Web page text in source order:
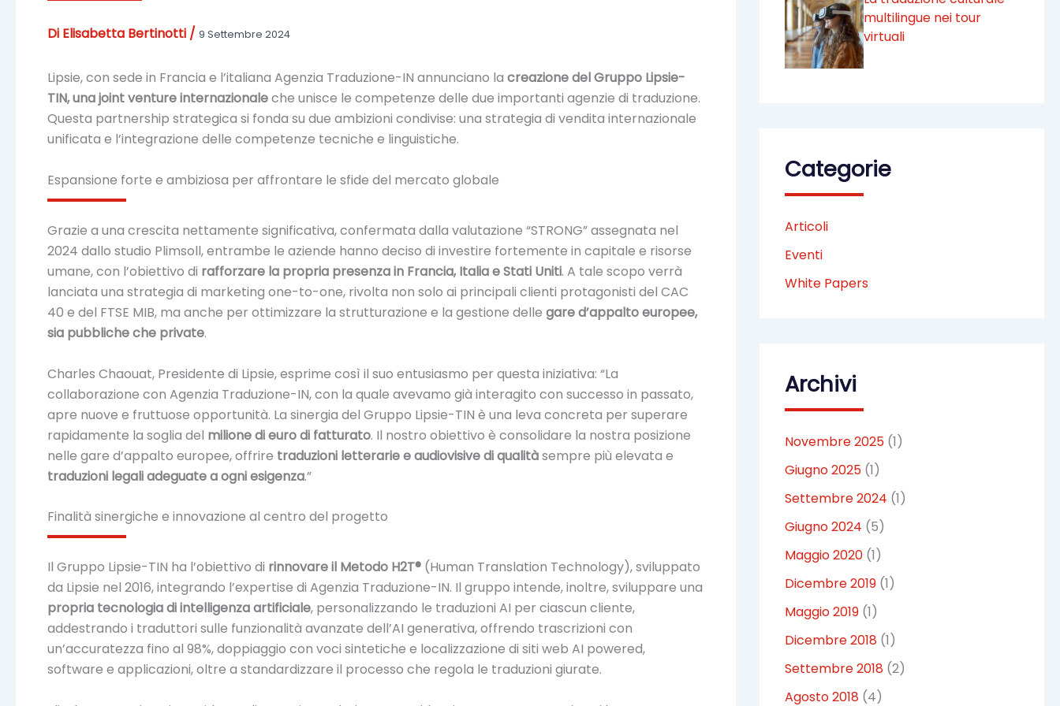
Di Elisabetta Bertinotti / 9 Settembre 2024
Lipsie, con sede in Francia e l’italiana Agenzia Traduzione-IN annunciano la creazione del Gruppo Lipsie-
TIN, una joint venture internazionaleche unisce le competenze delle due importanti agenzie di traduzione.
Questa partnership strategica si fonda su due ambizioni condivise: una strategia di vendita internazionale
unificata e l’integrazione delle competenze tecniche e linguistiche.
Espansione forte e ambiziosa per affrontare le sfide del mercato globale
Grazie a una crescita nettamente significativa, confermata dalla valutazione “STRONG” assegnata nel
2024 dallo studio Plimsoll, entrambe le aziende hanno deciso di investire fortemente in capitale e risorse
umane, con l’obiettivo di rafforzare la propria presenza in Francia, Italia e Stati Uniti. A tale scopo verrà
lanciata una strategia di marketing one-to-one, rivolta non solo ai principali clienti protagonisti del CAC
40 e del FTSE MIB, ma anche per ottimizzare la strutturazione e la gestione delle gare d’appalto europee,
sia pubbliche che private.
Charles Chaouat, Presidente di Lipsie, esprime così il suo entusiasmo per questa iniziativa: “La
collaborazione con Agenzia Traduzione-IN, con la quale avevamo già interagito con successo in passato,
apre nuove e fruttuose opportunità. La sinergia del Gruppo Lipsie-TIN è una leva concreta per superare
rapidamente la soglia del milione di euro di fatturato. Il nostro obiettivo è consolidare la nostra posizione
nelle gare d’appalto europee, offrire traduzioni letterarie e audiovisive di qualitàsempre più elevata e
traduzioni legali adeguate a ogni esigenza.”
Finalità sinergiche e innovazione al centro del progetto
Il Gruppo Lipsie-TIN ha l’obiettivo di rinnovare il Metodo H2T® (Human Translation Technology), sviluppato
da Lipsie nel 2016, integrando l’expertise di Agenzia Traduzione-IN. Il gruppo intende, inoltre, sviluppare una
propria tecnologia di intelligenza artificiale, personalizzando le traduzioni AI per ciascun cliente,
addestrando i traduttori sulle funzionalità avanzate dell’AI generativa, offrendo trascrizioni con
un’accuratezza fino al 98%, doppiaggio con voci sintetiche e localizzazione di siti web AI powered,
software e applicazioni, oltre a standardizzare il processo che regola le traduzioni giurate.
multilingue nei tour
virtuali
Categorie
Articoli
Eventi
White Papers
Archivi
Novembre 2025(1)
Giugno 2025(1)
Settembre 2024 (1)
Giugno 2024 (5)
Maggio 2020(1)
Dicembre 2019(1)
Maggio 2019(1)
Dicembre 2018 (1)
Settembre 2018 (2)
Agosto 2018 (4)